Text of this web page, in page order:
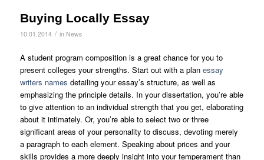
Buying Locally Essay
10.01.2014 / in News
A student program composition is a great chance for you to
present colleges your strengths. Start out with a plan essay
writers names detailing your essay’s structure, as well as
emphasizing the principle details. In your dissertation, you’re able
to give attention to an individual strength that you get, elaborating
about it intimately. Or, you’re able to select two or three
significant areas of your personality to discuss, devoting merely
a paragraph to each element. Speaking about prices and your
skills provides a more deeply insight into your temperament than